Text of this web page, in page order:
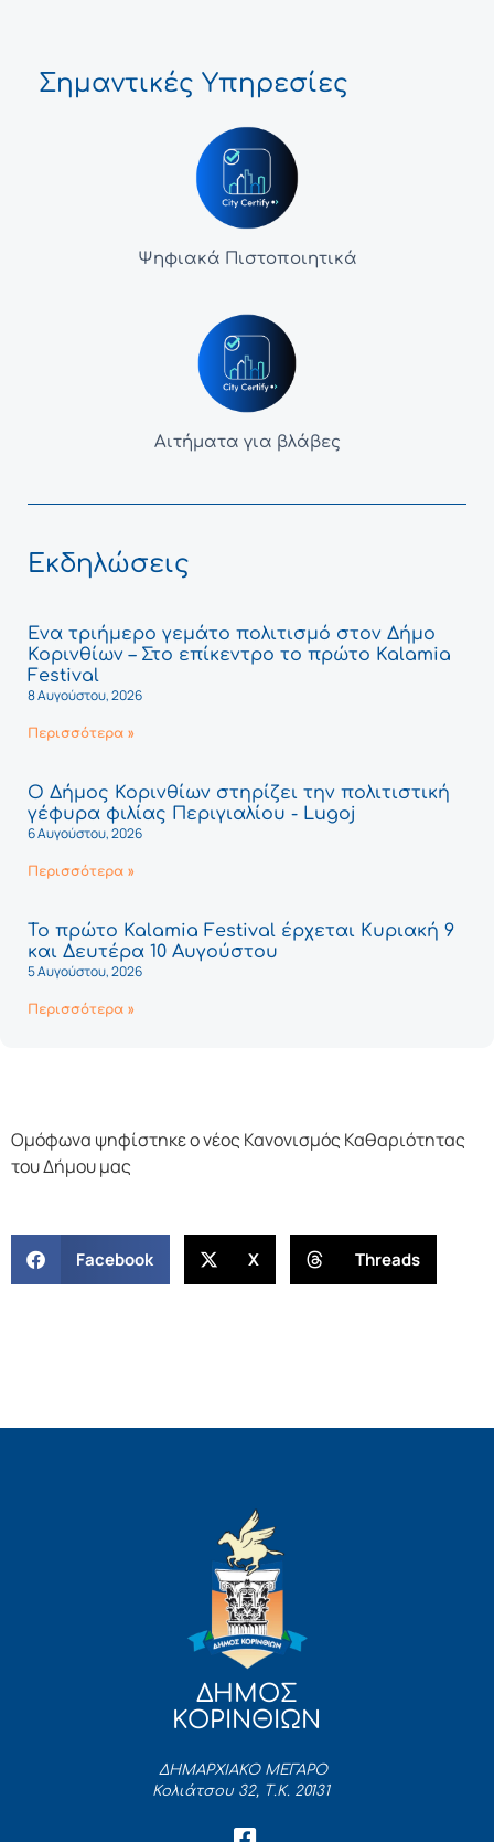
Σημαντικές Υπηρεσίες
Ψηφιακά Πιστοποιητικά
Αιτήματα για βλάβες
Εκδηλώσεις
Ένα τριήμερο γεμάτο πολιτισμό στον Δήμο
Κορινθίων – Στο επίκεντρο το πρώτο Kalamia
Festival
8 Αυγούστου, 2026
Περισσότερα »
Ο Δήμος Κορινθίων στηρίζει την πολιτιστική
γέφυρα φιλίας Περιγιαλίου - Lugoj
6 Αυγούστου, 2026
Περισσότερα »
Το πρώτο Kalamia Festival έρχεται Κυριακή 9
και Δευτέρα 10 Αυγούστου
5 Αυγούστου, 2026
Περισσότερα »
Ομόφωνα ψηφίστηκε ο νέος Κανονισμός Καθαριότητας
του Δήμου μας
Facebook X Threads
ΔΗΜΟΣ
ΚΟΡΙΝΘΙΩΝ
ΔΗΜΑΡΧΙΑΚΟ ΜΕΓΑΡΟ
Κολιάτσου 32, Τ.Κ. 20131